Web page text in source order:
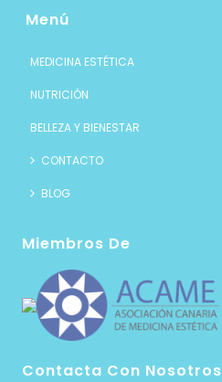
Menú
MEDICINA ESTÉTICA
NUTRICIÓN
BELLEZA Y BIENESTAR
CONTACTO
BLOG
Miembros De
Contacta Con Nosotros